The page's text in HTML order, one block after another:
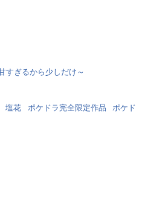
すぎるから少しだけ～
塩花 ポケドラ完全限定作品
ポケド